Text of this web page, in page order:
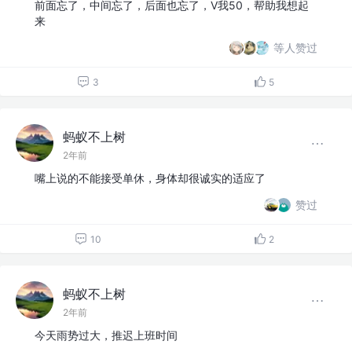
前面忘了，中间忘了，后面也忘了，V我50，帮助我想起
来
等人赞过
3 5
蚂蚁不上树
2年前
嘴上说的不能接受单休，身体却很诚实的适应了
赞过
10 2
蚂蚁不上树
2年前
今天雨势过大，推迟上班时间